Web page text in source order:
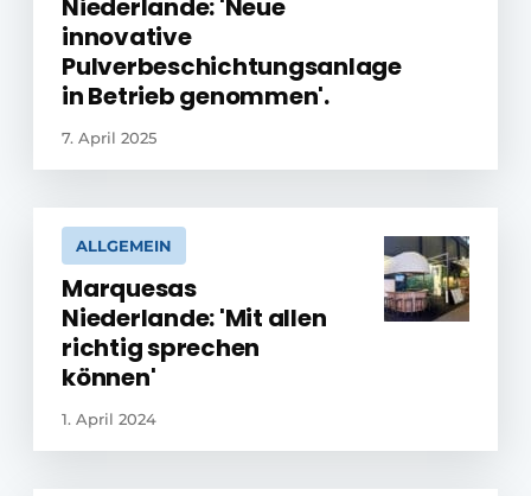
Niederlande: 'Neue
innovative
Pulverbeschichtungsanlage
in Betrieb genommen'.
7. April 2025
ALLGEMEIN
Marquesas
Niederlande: 'Mit allen
richtig sprechen
können'
1. April 2024